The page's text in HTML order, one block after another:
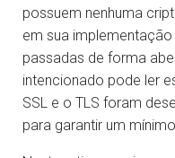
possuem nenhuma
em sua
passadas de forma
intencionado pode ler
SSL e o TLS foram
para garantir um